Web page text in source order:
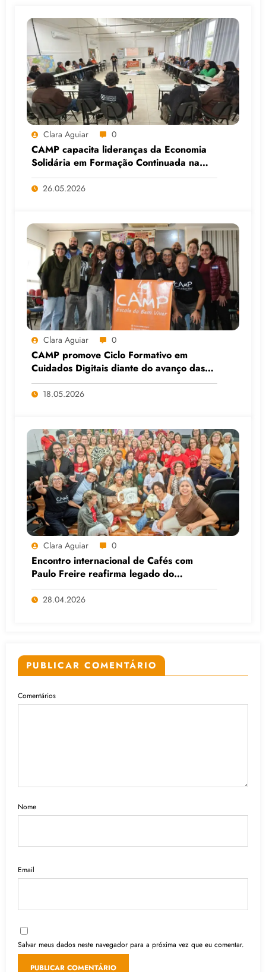
Clara Aguiar 0
CAMP capacita lideranças da Economia
Solidária em Formação Continuada na
Faculdade do Assentamento do MST, em
Viamão (RS)
26.05.2026
Clara Aguiar 0
CAMP promove Ciclo Formativo em
Cuidados Digitais diante do avanço das
Big Techs e da IA
18.05.2026
Clara Aguiar 0
Encontro internacional de Cafés com
Paulo Freire reafirma legado do
educador popular
28.04.2026
PUBLICAR COMENTÁRIO
Comentários
Nome
Email
Salvar meus dados neste navegador para a próxima vez que eu comentar.